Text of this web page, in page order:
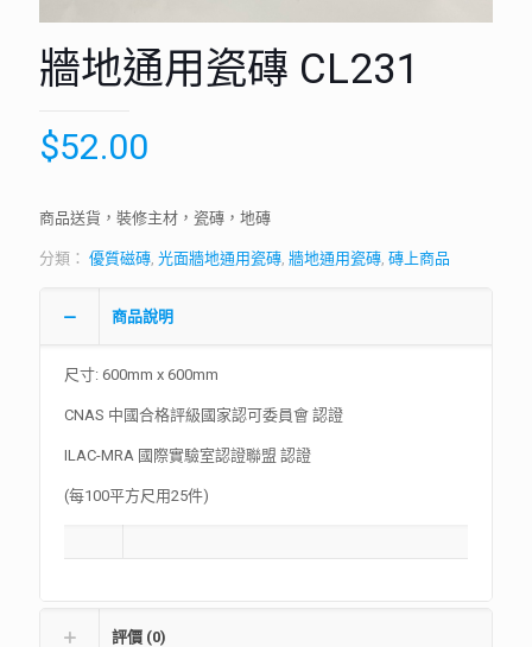
牆地通用瓷磚 CL231
$52.00
商品送貨，裝修主材，瓷磚，地磚
分類： 優質磁磚, 光面牆地通用瓷磚, 牆地通用瓷磚, 磚上商品
商品說明
尺寸: 600mm x 600mm
CNAS 中國合格評級國家認可委員會 認證
ILAC-MRA 國際實驗室認證聯盟 認證
(每100平方尺用25件)
評價 (0)